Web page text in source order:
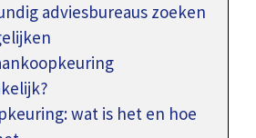
adviesbureaus zoeken
wat is het en hoe